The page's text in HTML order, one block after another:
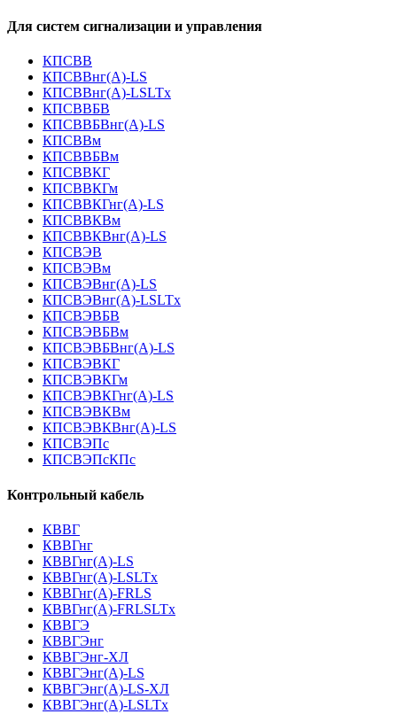
Для систем сигнализации и управления
КПСВВ
КПСВВнг(А)-LS
КПСВВнг(А)-LSLTx
КПСВВБВ
КПСВВБВнг(А)-LS
КПСВВм
КПСВВБВм
КПСВВКГ
КПСВВКГм
КПСВВКГнг(А)-LS
КПСВВКВм
КПСВВКВнг(А)-LS
КПСВЭВ
КПСВЭВм
КПСВЭВнг(А)-LS
КПСВЭВнг(А)-LSLTx
КПСВЭВБВ
КПСВЭВБВм
КПСВЭВБВнг(А)-LS
КПСВЭВКГ
КПСВЭВКГм
КПСВЭВКГнг(А)-LS
КПСВЭВКВм
КПСВЭВКВнг(А)-LS
КПСВЭПс
КПСВЭПсКПс
Контрольный кабель
КВВГ
КВВГнг
КВВГнг(А)-LS
КВВГнг(А)-LSLTx
КВВГнг(А)-FRLS
КВВГнг(А)-FRLSLTx
КВВГЭ
КВВГЭнг
КВВГЭнг-ХЛ
КВВГЭнг(А)-LS
КВВГЭнг(А)-LS-ХЛ
КВВГЭнг(А)-LSLTx